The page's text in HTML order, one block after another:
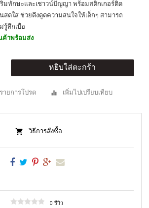
มทักษะและเชาวน์ปัญญา พร้อมสติกเกอร์ติด
ดใส ช่วยดึงดูดความสนใจให้เด็กๆ สามารถ
รู้สึกเบื่อ
ค้าพร้อมส่ง
หยิบใส่ตะกร้า
ายการโปรด เพิ่มไปเปรียบเทียบ
วิธีการสั่งซื้อ
0 รีวิว